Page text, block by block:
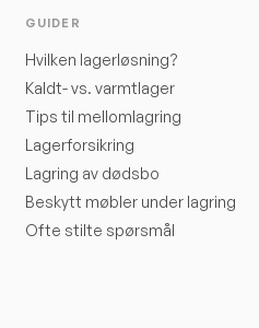
GUIDER
Hvilken lagerløsning?
Kaldt- vs. varmtlager
Tips til mellomlagring
Lagerforsikring
Lagring av dødsbo
Beskytt møbler under lagring
Ofte stilte spørsmål